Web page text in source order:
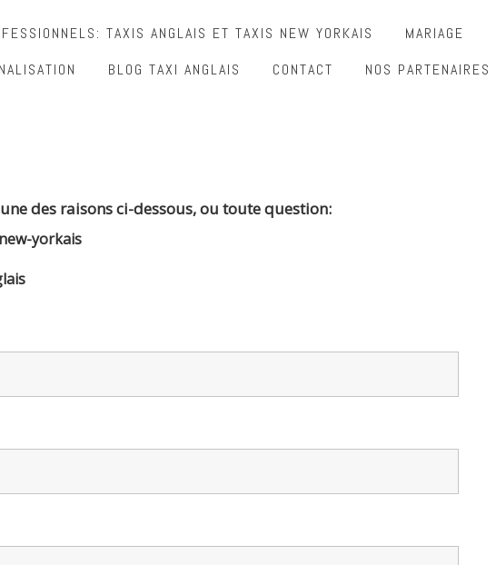
TAXIS ANGLAIS ET TAXIS NEW YORKAIS MARIAGE
BLOG TAXI ANGLAIS CONTACT NOS PARTENAIRES
des raisons ci-dessous, ou toute question:
yorkais